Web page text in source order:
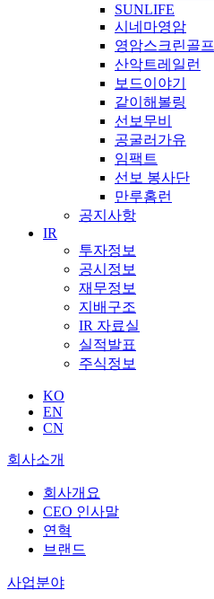
SUNLIFE
시네마영암
영암스크린골프
산악트레일런
보드이야기
같이해볼링
선보무비
공굴러가유
임팩트
선보 봉사단
만루홈런
공지사항
IR
투자정보
공시정보
재무정보
지배구조
IR 자료실
실적발표
주식정보
KO
EN
CN
회사소개
회사개요
CEO 인사말
연혁
브랜드
사업분야